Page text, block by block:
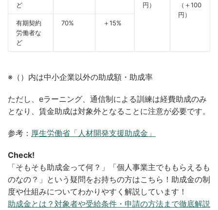
ど
円）
（＋100
円）
有期契約
労働者な
ど
70% ＋15%
※（）内は中小企業以外の助成額・助成率
ただし、eラーニング、通信制による訓練は経費助成のみ
となり、賃金助成は対象外となることに注意が必要です。
参考： 厚生労働省「人材開発支援助成金」
Check!
「そもそも助成金って何？」「個人事業主でももらえるも
のなの？」という疑問をお持ちの方はこちら！助成金の制
度や仕組みについてわかりやすく解説しています！
助成金とは？対象者や受給条件・申請の方法まで徹底解説